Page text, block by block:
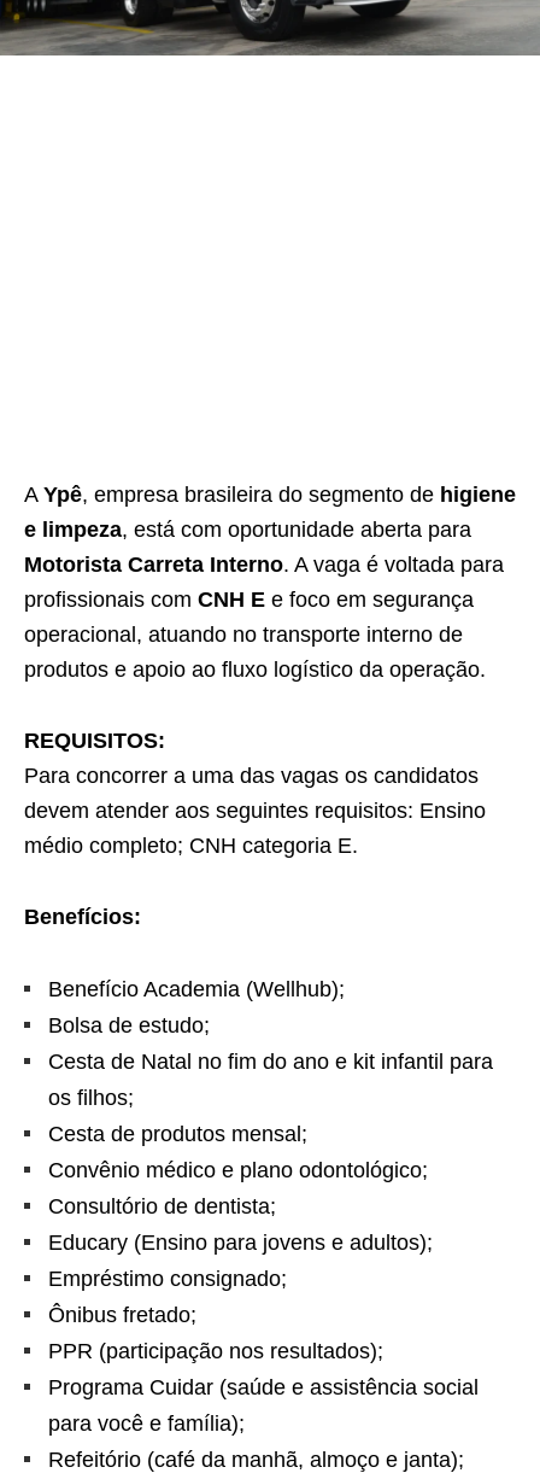
A Ypê, empresa brasileira do segmento de higiene
e limpeza, está com oportunidade aberta para
Motorista Carreta Interno. A vaga é voltada para
profissionais com CNH E e foco em segurança
operacional, atuando no transporte interno de
produtos e apoio ao fluxo logístico da operação.
REQUISITOS:
Para concorrer a uma das vagas os candidatos
devem atender aos seguintes requisitos: Ensino
médio completo; CNH categoria E.
Benefícios:
Benefício Academia (Wellhub);
Bolsa de estudo;
Cesta de Natal no fim do ano e kit infantil para
os filhos;
Cesta de produtos mensal;
Convênio médico e plano odontológico;
Consultório de dentista;
Educary (Ensino para jovens e adultos);
Empréstimo consignado;
Ônibus fretado;
PPR (participação nos resultados);
Programa Cuidar (saúde e assistência social
para você e família);
Refeitório (café da manhã, almoço e janta);